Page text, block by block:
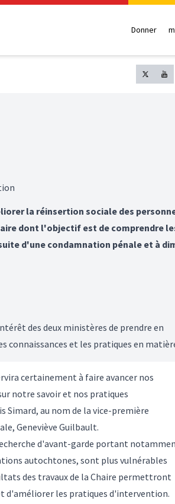
Donner
la réinsertion sociale des
dont l'objectif est de comprendre
d'une condamnation pénale et à
des deux ministères de prendre en
connaissances et les pratiques en
certainement à faire avancer nos
notre savoir et nos pratiques
Simard, au nom de la vice-première
Geneviève Guilbault.
d'avant-garde portant
autochtones, sont plus vulnérables
des travaux de la Chaire permettront
d'améliorer les pratiques d'intervention.